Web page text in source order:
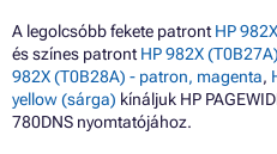
A legolcsóbb fekete patront HP
és színes patront HP 982X
982X (T0B28A) - patron, magenta,
yellow (sárga) kínáljuk HP
780DNS nyomtatójához.